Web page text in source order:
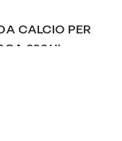
CALCIO PER
2026!!